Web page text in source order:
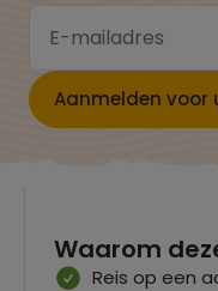
Aanmelden voor
Waarom
Reis op een